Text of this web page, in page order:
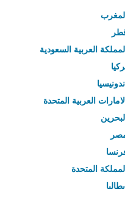
العربية السعودية
العربية المتحدة
المتحدة